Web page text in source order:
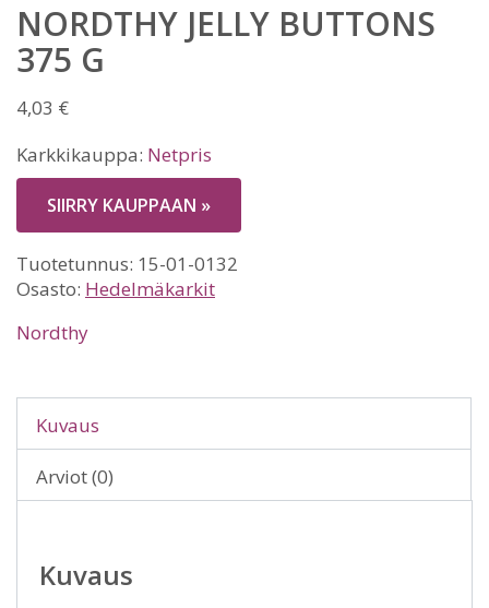
NORDTHY JELLY BUTTONS
375 G
4,03 €
Karkkikauppa: Netpris
SIIRRY KAUPPAAN »
Tuotetunnus: 15-01-0132
Osasto: Hedelmäkarkit
Nordthy
Kuvaus
Arviot (0)
Kuvaus